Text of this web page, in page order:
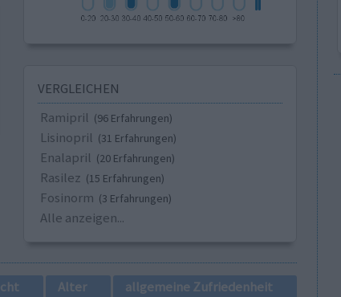
VERGLEICHEN
Ramipril (96 Erfahrungen)
Lisinopril (31 Erfahrungen)
Enalapril (20 Erfahrungen)
Rasilez (15 Erfahrungen)
Fosinorm (3 Erfahrungen)
Alle anzeigen...
Alter allgemeine Zufriedenheit